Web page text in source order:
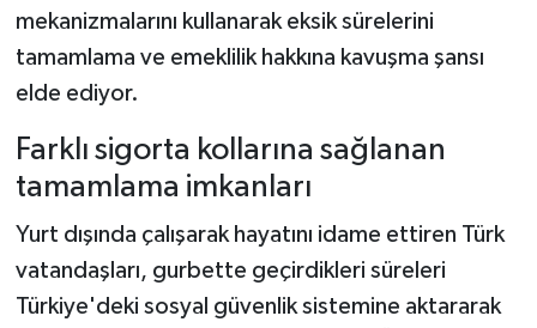
mekanizmalarını kullanarak eksik sürelerini
tamamlama ve emeklilik hakkına kavuşma şansı
elde ediyor.
Farklı sigorta kollarına sağlanan
tamamlama imkanları
Yurt dışında çalışarak hayatını idame ettiren Türk
vatandaşları, gurbette geçirdikleri süreleri
Türkiye'deki sosyal güvenlik sistemine aktararak